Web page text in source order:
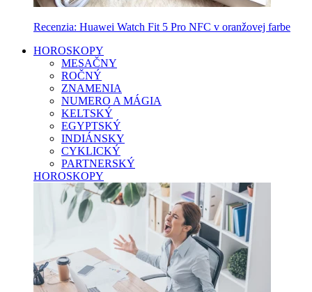
Recenzia: Huawei Watch Fit 5 Pro NFC v oranžovej farbe
HOROSKOPY
MESAČNY
ROČNÝ
ZNAMENIA
NUMERO A MÁGIA
KELTSKÝ
EGYPTSKÝ
INDIÁNSKY
CYKLICKÝ
PARTNERSKÝ
HOROSKOPY